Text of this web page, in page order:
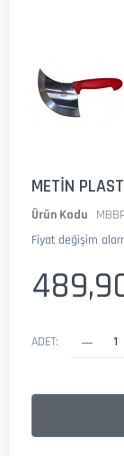
METIN
Ürün Kodu
Fiyat değişim
ADET: